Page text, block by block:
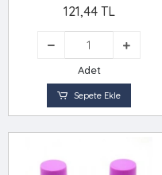
121,44 TL
Adet
Sepete Ekle